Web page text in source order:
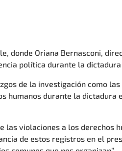
donde Oriana Bernasconi,
política durante la dictadura
de la investigación como
humanos durante la dictadura
las violaciones a los derechos
de estos registros en el